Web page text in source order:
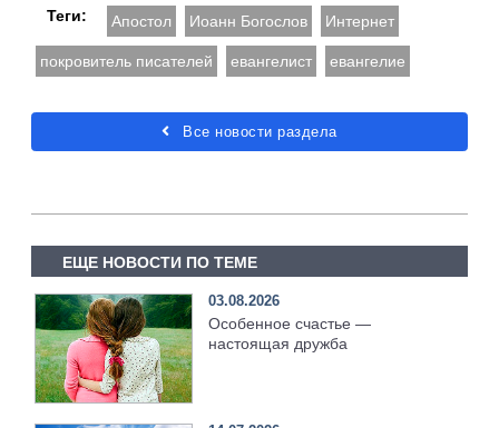
Теги: Апостол Иоанн Богослов Интернет
покровитель писателей евангелист евангелие
Все новости раздела
ЕЩЕ НОВОСТИ ПО ТЕМЕ
03.08.2026
Особенное счастье —
настоящая дружба